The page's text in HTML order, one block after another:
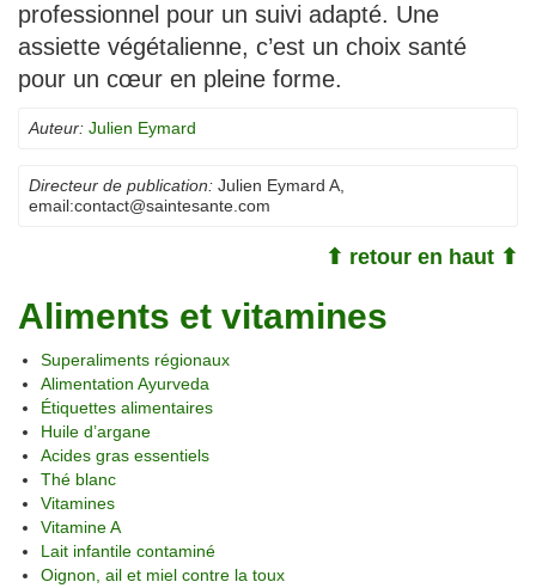
professionnel pour un suivi adapté. Une
assiette végétalienne, c’est un choix santé
pour un cœur en pleine forme.
Auteur: Julien Eymard
Directeur de publication: Julien Eymard A,
email:contact@saintesante.com
⬆ retour en haut ⬆
Aliments et vitamines
Superaliments régionaux
Alimentation Ayurveda
Étiquettes alimentaires
Huile d’argane
Acides gras essentiels
Thé blanc
Vitamines
Vitamine A
Lait infantile contaminé
Oignon, ail et miel contre la toux